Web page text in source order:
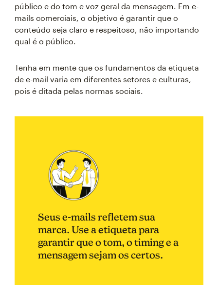
público e do tom e voz geral da mensagem. Em e-
mails comerciais, o objetivo é garantir que o
conteúdo seja claro e respeitoso, não importando
qual é o público.
Tenha em mente que os fundamentos da etiqueta
de e-mail varia em diferentes setores e culturas,
pois é ditada pelas normas sociais.
Seus e-mails refletem sua
marca. Use a etiqueta para
garantir que o tom, o timing e a
mensagem sejam os certos.